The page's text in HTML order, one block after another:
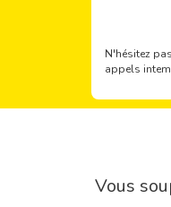
N'hésitez
appels
Vous